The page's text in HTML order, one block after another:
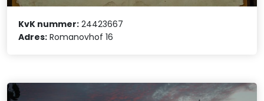
KvK nummer: 24423667
Adres: Romanovhof 16